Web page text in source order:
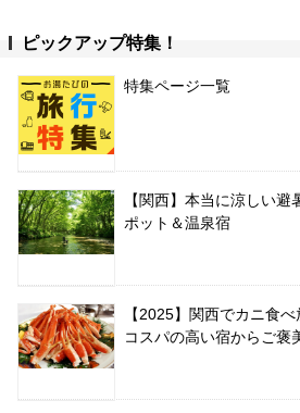
ピックアップ特集！
特集ページ一覧
【関西】本当に涼しい
ポット＆温泉宿
【2025】関西でカニ食
コスパの高い宿からご褒